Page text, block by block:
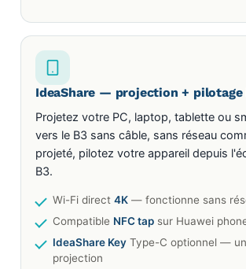
IdeaShare — projection + pilotage
Projetez votre PC, laptop, tablette ou
vers le B3 sans câble, sans réseau
projeté, pilotez votre appareil depuis
B3.
Wi-Fi direct 4K — fonctionne sans
Compatible NFC tap sur Huawei
IdeaShare Key Type-C optionnel —
projection